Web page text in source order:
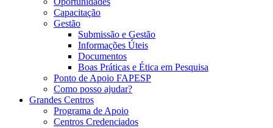
Capacitação
Gestão
Submissão e Gestão
Informações Úteis
Documentos
Boas Práticas e Ética em Pesquisa
Ponto de Apoio FAPESP
Como posso ajudar?
Grandes Centros
Programa de Apoio
Centros Credenciados